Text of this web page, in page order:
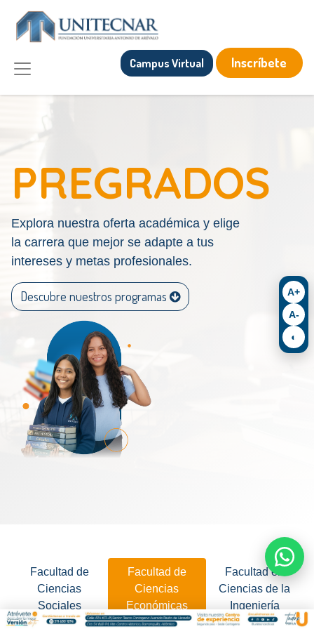
Campus Virtual Inscríbete
PREGRADOS
Explora nuestra oferta académica y elige
la carrera que mejor se adapte a tus
intereses y metas profesionales.
​Descubre nuestros programas
Facultad de
Ciencias
Sociales
Facultad de
Ciencias
Económicas
Facultad en
Ciencias de la
Ingeniería
A+
A-
◐